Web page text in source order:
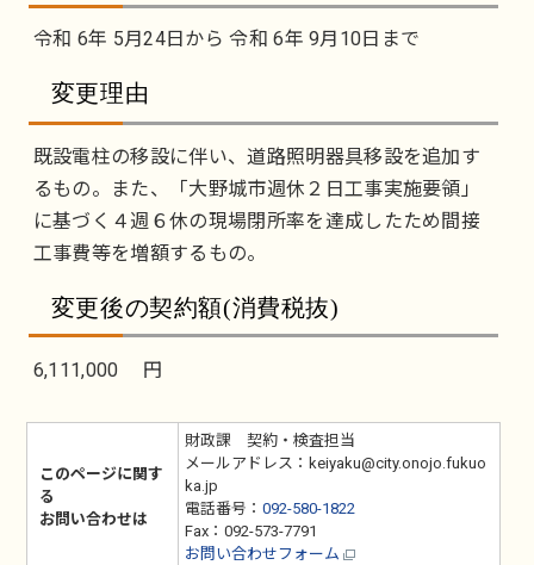
令和 6年 5月24日から 令和 6年 9月10日まで
変更理由
既設電柱の移設に伴い、道路照明器具移設を追加す
るもの。また、「大野城市週休２日工事実施要領」
に基づく４週６休の現場閉所率を達成したため間接
工事費等を増額するもの。
変更後の契約額(消費税抜)
6,111,000 円
このページに関す
る
お問い合わせは
財政課 契約・検査担当
メールアドレス：keiyaku@city.onojo.fukuo
ka.jp
電話番号： 092-580-1822
Fax：092-573-7791
お問い合わせフォーム